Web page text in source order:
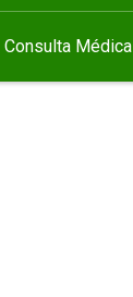
Consulta Médica